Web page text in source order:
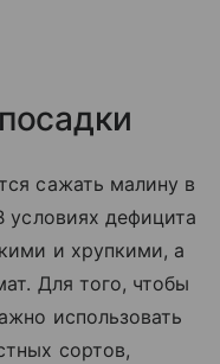
сажать малину в
условиях дефицита
и хрупкими, а
Для того, чтобы
использовать
сортов,